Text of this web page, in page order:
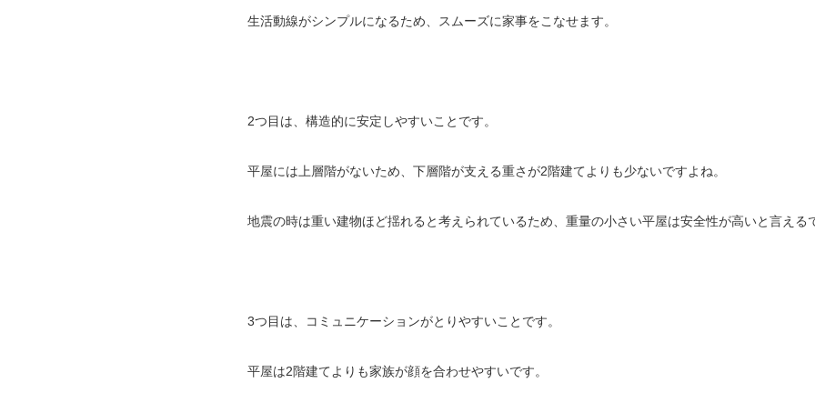
生活動線がシンプルになるため、スムーズに家事をこなせます。
2つ目は、構造的に安定しやすいことです。
平屋には上層階がないため、下層階が支える重さが2階建てよりも少ないですよね。
地震の時は重い建物ほど揺れると考えられているため、重量の小さい平屋は安全性が高いと言える
3つ目は、コミュニケーションがとりやすいことです。
平屋は2階建てよりも家族が顔を合わせやすいです。